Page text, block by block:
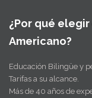
¿Por qué
Americano?
Educación Bilingüe y
Tarifas a su alcance.
Más de 40 años de